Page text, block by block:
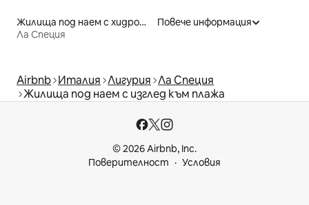
Жилища под наем с хидромасажна вана
Ла Специя
Повече информация
Airbnb Италия Лигурия Ла Специя
Жилища под наем с изглед към плажа
© 2026 Airbnb, Inc.
Поверителност
Условия